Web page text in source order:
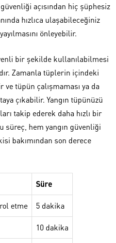
açısından hiç şüphesiz
hızlıca ulaşabileceğiniz
önleyebilir.
bir şekilde kullanılabilmesi
Zamanla tüplerin içindeki
tüpün çalışmaması ya da
çıkabilir. Yangın tüpünüzü
takip ederek daha hızlı bir
süreç, hem yangın güvenliği
bakımından son derece
Süre
etme 5 dakika
10 dakika